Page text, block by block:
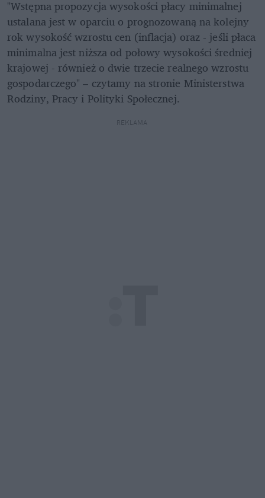
"Wstępna propozycja wysokości płacy minimalnej
ustalana jest w oparciu o prognozowaną na kolejny
rok wysokość wzrostu cen (inflacja) oraz - jeśli płaca
minimalna jest niższa od połowy wysokości średniej
krajowej - również o dwie trzecie realnego wzrostu
gospodarczego" – czytamy na stronie Ministerstwa
Rodziny, Pracy i Polityki Społecznej.
REKLAMA